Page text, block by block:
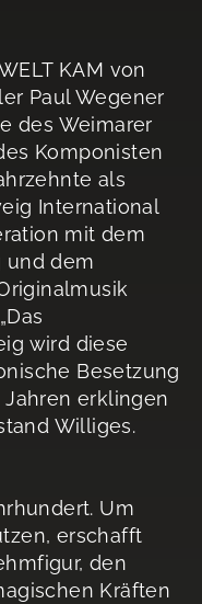
KAM von
Paul Wegener
des Weimarer
Komponisten
als
International
mit dem
und dem
wird diese
Besetzung
erklingen
Williges.
Um
erschafft
den
Kräften